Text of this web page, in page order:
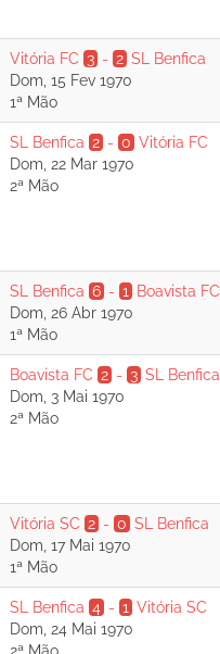
Vitória FC 3 - 2 SL Benfica
Dom, 15 Fev 1970
1ª Mão
SL Benfica 2 -0 Vitória FC
Dom, 22 Mar 1970
2ª Mão
SL Benfica 6 -1
Boavista FC
Dom, 26 Abr 1970
1ª Mão
Boavista FC 2 - 3 SL Benfica
Dom, 3 Mai 1970
2ª Mão
Vitória SC 2 -0 SL Benfica
Dom, 17 Mai 1970
1ª Mão
SL Benfica 4 -1 Vitória SC
Dom, 24 Mai 1970